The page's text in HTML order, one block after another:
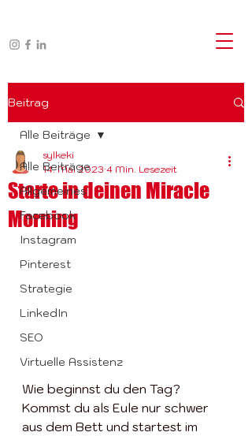
Beitrag
Alle Beiträge
Allgemeines
Facebook
Instagram
Pinterest
Strategie
LinkedIn
SEO
Virtuelle Assistenz
Alle Beiträge
Starte in deinen Miracle
Morning
sylkeki
14. Mai 2023 4 Min. Lesezeit
Wie beginnst du den Tag?
Kommst du als Eule nur schwer
aus dem Bett und startest im